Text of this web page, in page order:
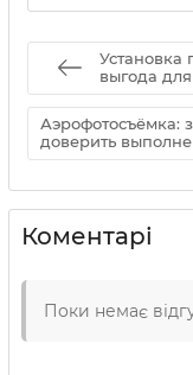
Установка
выгода
Аэрофотосъёмка:
доверить
Коментарі
Поки немає